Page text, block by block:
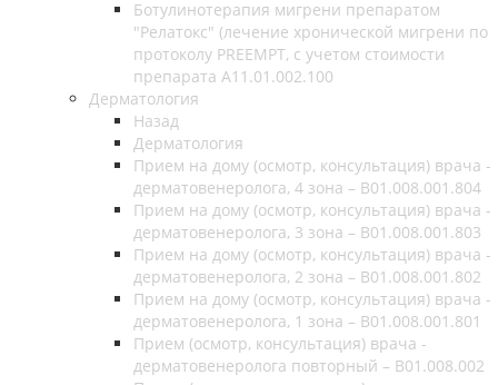
Ботулинотерапия мигрени препаратом
"Релатокс" (лечение хронической мигрени по
протоколу PREEMPT, с учетом стоимости
препарата А11.01.002.100
Дерматология
Назад
Дерматология
Прием на дому (осмотр, консультация) врача -
дерматовенеролога, 4 зона – B01.008.001.804
Прием на дому (осмотр, консультация) врача -
дерматовенеролога, 3 зона – B01.008.001.803
Прием на дому (осмотр, консультация) врача -
дерматовенеролога, 2 зона – B01.008.001.802
Прием на дому (осмотр, консультация) врача -
дерматовенеролога, 1 зона – B01.008.001.801
Прием (осмотр, консультация) врача -
дерматовенеролога повторный – B01.008.002